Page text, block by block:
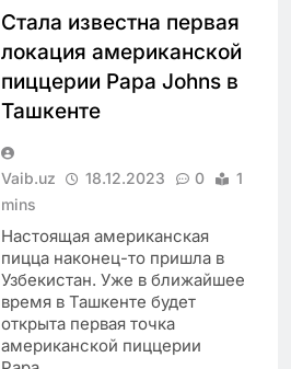
Стала известна первая
локация американской
пиццерии Papa Johns в
Ташкенте
Vaib.uz 18.12.2023 0
1
mins
Настоящая американская
пицца наконец-то пришла в
Узбекистан. Уже в ближайшее
время в Ташкенте будет
открыта первая точка
американской пиццерии